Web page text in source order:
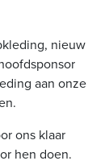
nieuw
aan onze
ons klaar
hen doen.